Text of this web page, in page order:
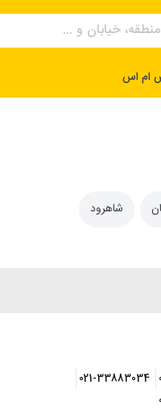
ام اس
شاهرود
021-33883034